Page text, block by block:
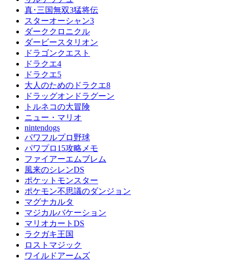
真･三国無双3猛将伝
スターオーシャン3
ダーククロニクル
ダービースタリオン
ドラゴンクエスト
ドラクエ4
ドラクエ5
大人のためのドラクエ8
ドラッグオンドラグーン
トルネコの大冒険
ニュー・マリオ
nintendogs
パワフルプロ野球
パワプロ15攻略メモ
ファイアーエムブレム
風来のシレンDS
ポケットモンスター
ポケモン不思議のダンジョン
マグナカルタ
マジカルバケーション
マリオカートDS
ラクガキ王国
ロストマジック
ワイルドアームズ